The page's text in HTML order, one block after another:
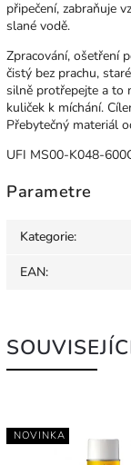
připečení, zabraňuje
slané vodě.
Zpracování, ošetření
čistý bez prachu,
silně protřepejte a to
kuliček k míchání.
Přebytečný materiál
UFI MS00-K048-
Parametre
Kategorie:
EAN:
NOVINKA